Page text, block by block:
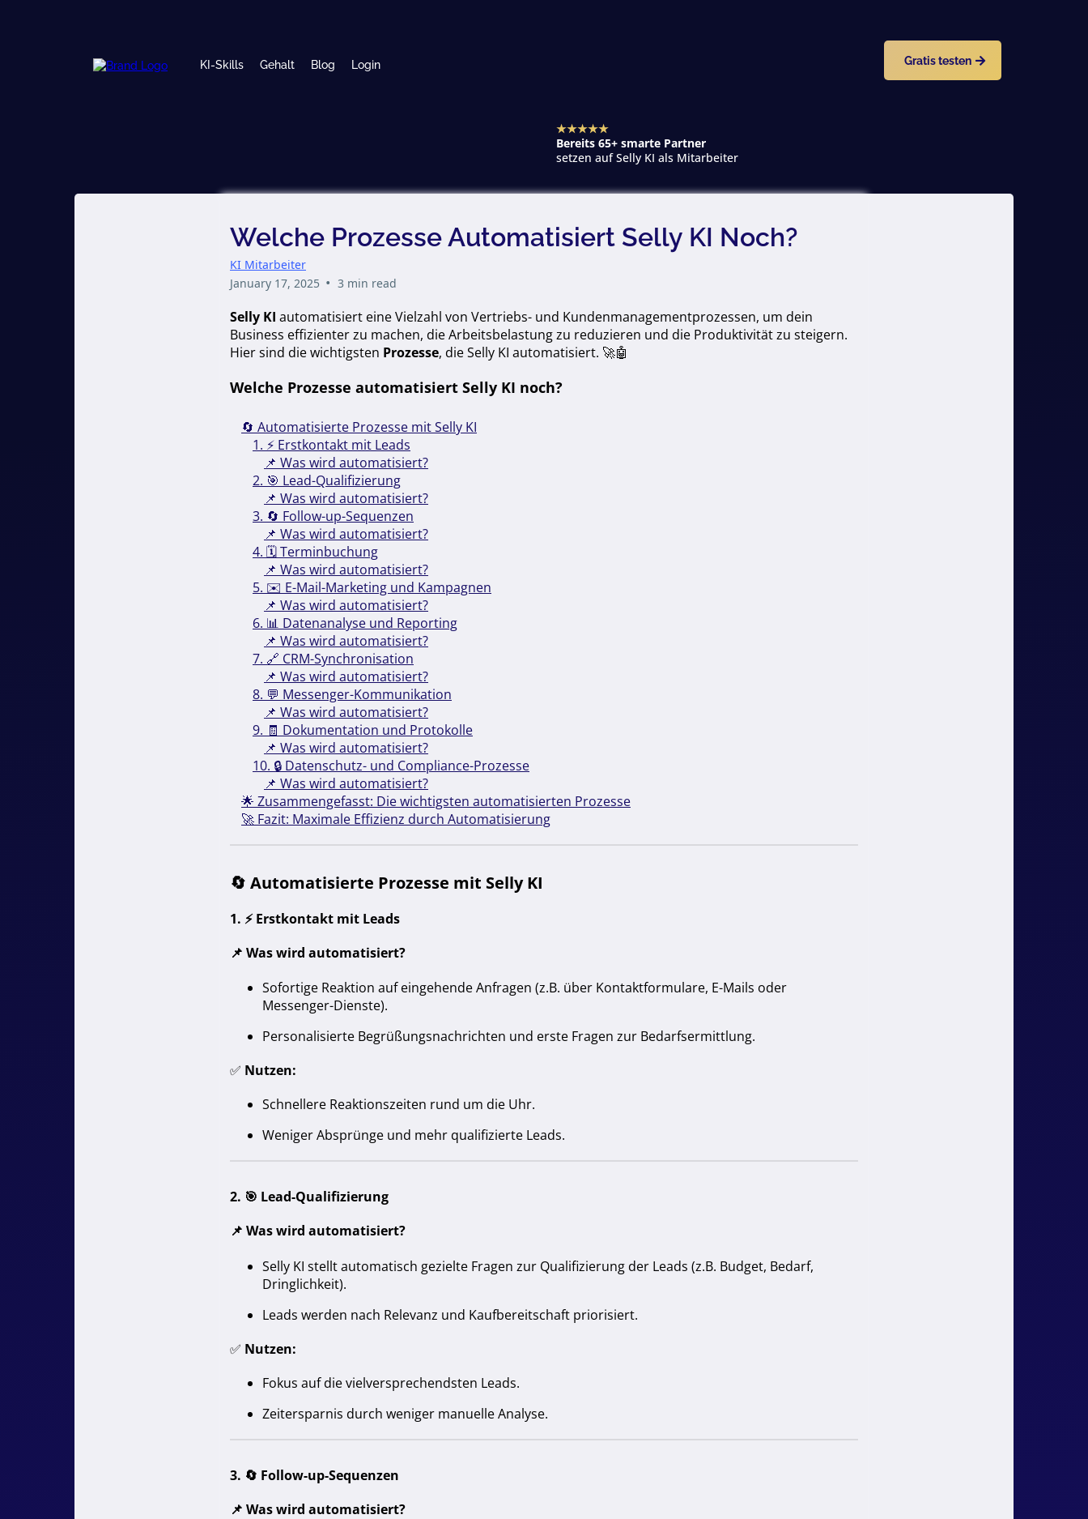
KI-Skills Gehalt Blog Login Gratis testen
★★★★★
Bereits 65+ smarte Partner
setzen auf Selly KI als Mitarbeiter
Welche Prozesse Automatisiert Selly KI Noch?
KI Mitarbeiter
January 17, 2025 • 3 min read
Selly KI automatisiert eine Vielzahl von Vertriebs- und Kundenmanagementprozessen, um dein
Business effizienter zu machen, die Arbeitsbelastung zu reduzieren und die Produktivität zu steigern.
Hier sind die wichtigsten Prozesse, die Selly KI automatisiert. 🚀🤖
Welche Prozesse automatisiert Selly KI noch?
🔄 Automatisierte Prozesse mit Selly KI
1. ⚡️ Erstkontakt mit Leads
📌 Was wird automatisiert?
2. 🎯 Lead-Qualifizierung
📌 Was wird automatisiert?
3. 🔄 Follow-up-Sequenzen
📌 Was wird automatisiert?
4. 🗓 Terminbuchung
📌 Was wird automatisiert?
5. ✉️ E-Mail-Marketing und Kampagnen
📌 Was wird automatisiert?
6. 📊 Datenanalyse und Reporting
📌 Was wird automatisiert?
7. 🔗 CRM-Synchronisation
📌 Was wird automatisiert?
8. 💬 Messenger-Kommunikation
📌 Was wird automatisiert?
9. 🧾 Dokumentation und Protokolle
📌 Was wird automatisiert?
10. 🔒 Datenschutz- und Compliance-Prozesse
📌 Was wird automatisiert?
🌟 Zusammengefasst: Die wichtigsten automatisierten Prozesse
🚀 Fazit: Maximale Effizienz durch Automatisierung
🔄 Automatisierte Prozesse mit Selly KI
1. ⚡️Erstkontakt mit Leads
📌 Was wird automatisiert?
Sofortige Reaktion auf eingehende Anfragen (z.B. über Kontaktformulare, E-Mails oder
Messenger-Dienste).
Personalisierte Begrüßungsnachrichten und erste Fragen zur Bedarfsermittlung.
✅ Nutzen:
Schnellere Reaktionszeiten rund um die Uhr.
Weniger Absprünge und mehr qualifizierte Leads.
2. 🎯 Lead-Qualifizierung
📌 Was wird automatisiert?
Selly KI stellt automatisch gezielte Fragen zur Qualifizierung der Leads (z.B. Budget, Bedarf,
Dringlichkeit).
Leads werden nach Relevanz und Kaufbereitschaft priorisiert.
✅ Nutzen:
Fokus auf die vielversprechendsten Leads.
Zeitersparnis durch weniger manuelle Analyse.
3. 🔄 Follow-up-Sequenzen
📌 Was wird automatisiert?